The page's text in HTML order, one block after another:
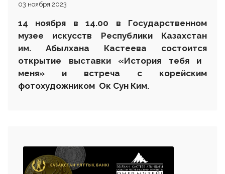
03 ноября 2023
14 ноября в 14.00 в Государственном
музее искусств Республики Казахстан
им. Абылхана Кастеева состоится
открытие выставки «История тебя и
меня» и встреча с корейским
фотохудожником Ок Сун Ким.